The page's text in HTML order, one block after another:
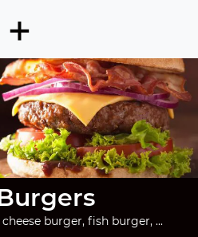
+
burger, fish burger, ...